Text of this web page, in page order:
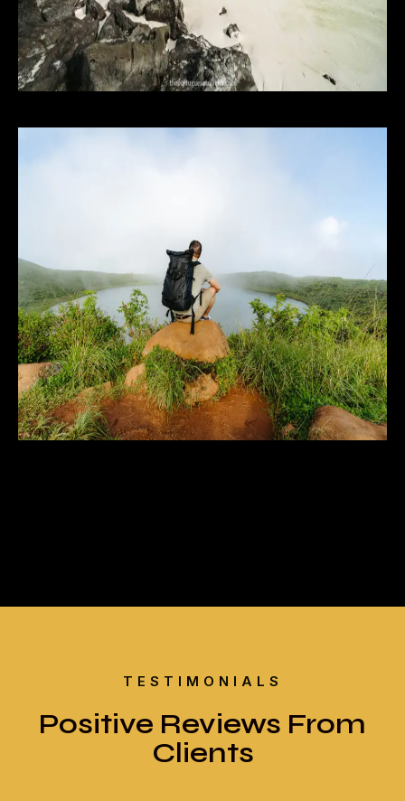
TESTIMONIALS
Positive Reviews From
Clients